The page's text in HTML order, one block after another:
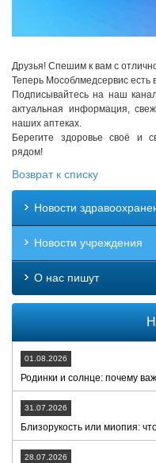
Друзья! Спешим к вам с
Теперь Мособлмедсервис есть
Подписывайтесь на наш
актуальная информация,
наших аптеках.
Берегите здоровье своё и
рядом!
Возврат к списку
Новости
Новости учреждения
О нас пишут
01.08.2026
Родинки и солнце: почему
31.07.2026
Близорукость или миопия:
28.07.2026